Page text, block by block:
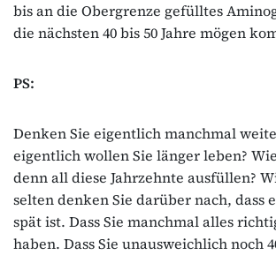
bis an die Obergrenze gefülltes
die nächsten 40 bis 50 Jahre mögen
PS:
Denken Sie eigentlich manchmal
eigentlich wollen Sie länger leben?
denn all diese Jahrzehnte ausfüllen?
selten denken Sie darüber nach, dass
spät ist. Dass Sie manchmal alles
haben. Dass Sie unausweichlich noch